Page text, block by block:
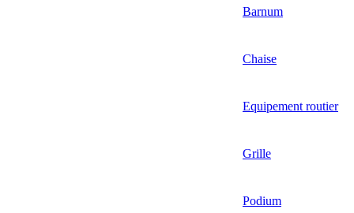
Barnum
Chaise
Equipement routier
Grille
Podium